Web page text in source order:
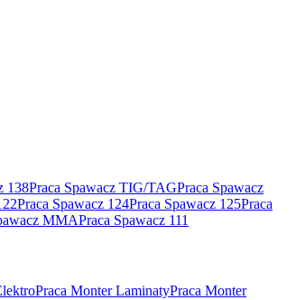
138Praca Spawacz TIG/TAGPraca Spawacz
Praca Spawacz 124Praca Spawacz 125Praca
MMAPraca Spawacz 111
Praca Monter LaminatyPraca Monter